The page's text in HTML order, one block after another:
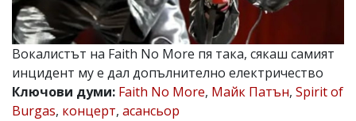
Главен
редактор:
Иван
Колев,
email:
office@flagman.bg
Вокалистът на Faith No More пя така, сякаш самият
инцидент му е дал допълнително електричество
Ключови думи: Faith No More, Майк Патън, Spirit of
Burgas, концерт, асансьор